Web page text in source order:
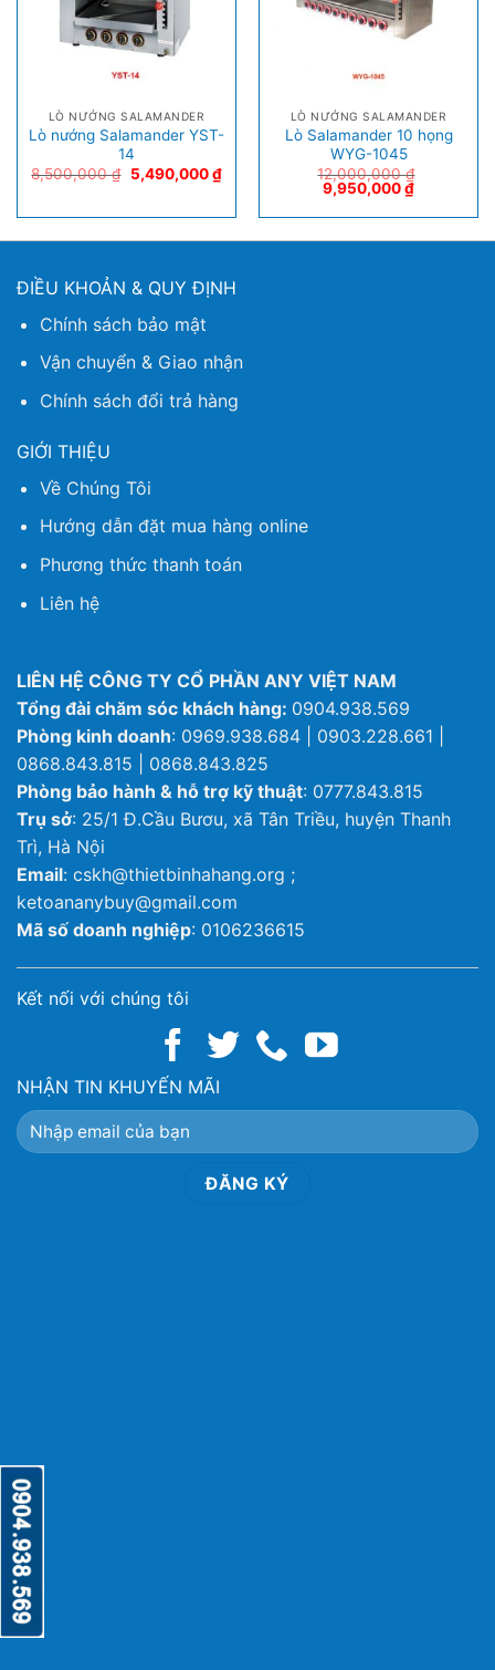
LÒ NƯỚNG SALAMANDER
Lò nướng Salamander YST-
14
8,500,000₫ 5,490,000₫
LÒ NƯỚNG SALAMANDER
Lò Salamander 10 họng
WYG-1045
12,000,000₫
9,950,000₫
ĐIỀU KHOẢN & QUY ĐỊNH
Chính sách bảo mật
Vận chuyển & Giao nhận
Chính sách đổi trả hàng
GIỚI THIỆU
Về Chúng Tôi
Hướng dẫn đặt mua hàng online
Phương thức thanh toán
Liên hệ
LIÊN HỆ CÔNG TY CỔ PHẦN ANY VIỆT NAM
Tổng đài chăm sóc khách hàng: 0904.938.569
Phòng kinh doanh: 0969.938.684 | 0903.228.661 |
0868.843.815 | 0868.843.825
Phòng bảo hành & hỗ trợ kỹ thuật: 0777.843.815
Trụ sở: 25/1 Đ.Cầu Bươu, xã Tân Triều, huyện Thanh
Trì, Hà Nội
Email: cskh@thietbinhahang.org ;
ketoananybuy@gmail.com
Mã số doanh nghiệp: 0106236615
Kết nối với chúng tôi
NHẬN TIN KHUYẾN MÃI